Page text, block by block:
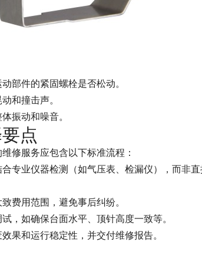
部件的紧固螺栓是否松动。
和撞击声。
振动和噪音。
点
修服务应包含以下标准流程：
专业仪器检测（如气压表、检漏仪），而非
费用范围，避免事后纠纷。
，如确保台面水平、顶针高度一致等。
果和运行稳定性，并交付维修报告。